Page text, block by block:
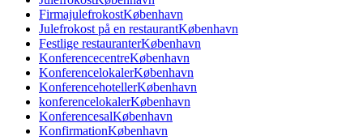
FirmajulefrokostKøbenhavn
Julefrokost på en restaurantKøbenhavn
Festlige restauranterKøbenhavn
KonferencecentreKøbenhavn
KonferencelokalerKøbenhavn
KonferencehotellerKøbenhavn
konferencelokalerKøbenhavn
KonferencesalKøbenhavn
KonfirmationKøbenhavn